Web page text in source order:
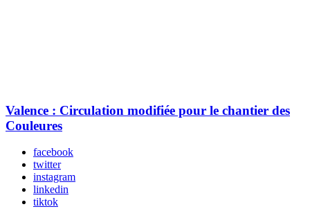
Valence : Circulation modifiée pour le chantier des
Couleures
facebook
twitter
instagram
linkedin
tiktok